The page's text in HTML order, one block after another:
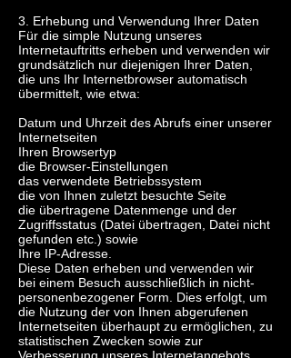
3. Erhebung und Verwendung Ihrer Daten
Für die simple Nutzung unseres
Internetauftritts erheben und verwenden wir
grundsätzlich nur diejenigen Ihrer Daten,
die uns Ihr Internetbrowser automatisch
übermittelt, wie etwa:
Datum und Uhrzeit des Abrufs einer unserer
Internetseiten
Ihren Browsertyp
die Browser-Einstellungen
das verwendete Betriebssystem
die von Ihnen zuletzt besuchte Seite
die übertragene Datenmenge und der
Zugriffsstatus (Datei übertragen, Datei nicht
gefunden etc.) sowie
Ihre IP-Adresse.
Diese Daten erheben und verwenden wir
bei einem Besuch ausschließlich in nicht-
personenbezogener Form. Dies erfolgt, um
die Nutzung der von Ihnen abgerufenen
Internetseiten überhaupt zu ermöglichen, zu
statistischen Zwecken sowie zur